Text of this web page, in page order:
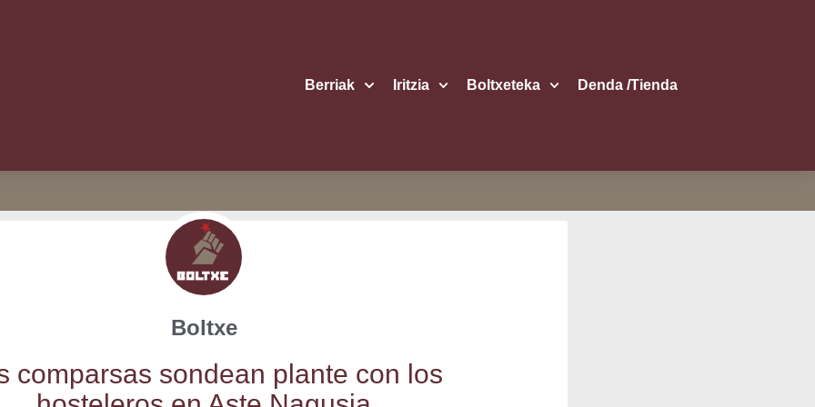
Berriak Iritzia Boltxe­te­ka Den­da /​Tien­da
Boltxe
com­par­sas son­dean plan­te con los